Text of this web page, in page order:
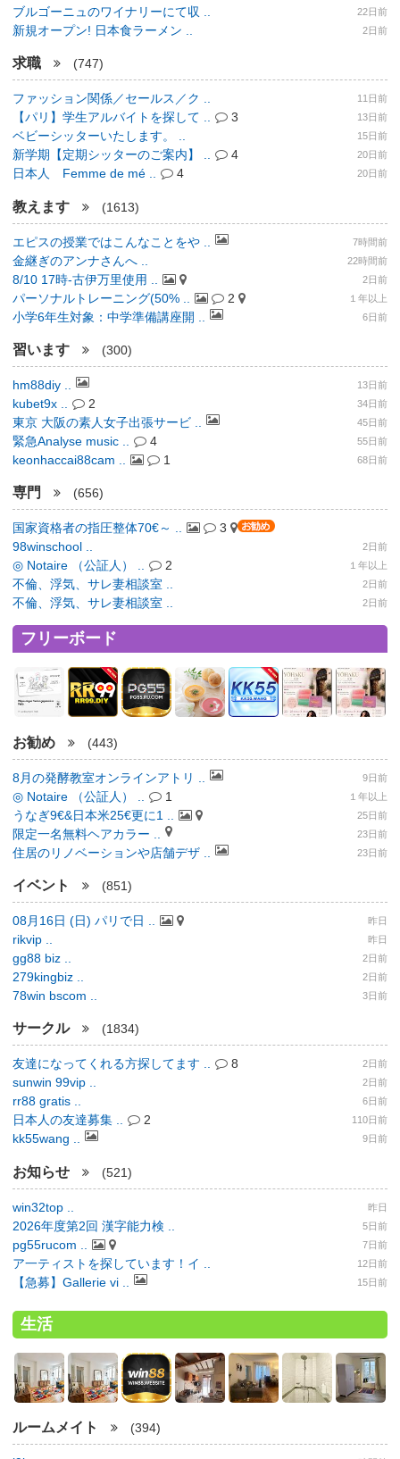
ブルゴーニュのワイナリーにて収 .. 22日前
新規オープン! 日本食ラーメン .. 2日前
求職 (747)
ファッション関係／セールス／ク .. 11日前
【パリ】学生アルバイトを探して .. 3 13日前
ベビーシッターいたします。 .. 15日前
新学期【定期シッターのご案内】 .. 4 20日前
日本人 Femme de mé .. 4 20日前
教えます (1613)
エピスの授業ではこんなことをや .. 7時間前
金継ぎのアンナさんへ .. 22時間前
8/10 17時-古伊万里使用 .. 2日前
パーソナルトレーニング(50% .. 2 １年以上
小学6年生対象：中学準備講座開 .. 6日前
習います (300)
hm88diy .. 13日前
kubet9x .. 2 34日前
東京 大阪の素人女子出張サービ .. 45日前
緊急Analyse music .. 4 55日前
keonhaccai88cam .. 1 68日前
専門 (656)
国家資格者の指圧整体70€～ ..
3
98winschool ..
2日前
◎ Notaire （公証人） .. 2 １年以上
不倫、浮気、サレ妻相談室 .. 2日前
不倫、浮気、サレ妻相談室 .. 2日前
フリーボード
お勧め (443)
8月の発酵教室オンラインアトリ .. 9日前
◎ Notaire （公証人） .. 1 １年以上
うなぎ9€&日本米25€更に1 .. 25日前
限定一名無料ヘアカラー .. 23日前
住居のリノベーションや店舗デザ .. 23日前
イベント (851)
08月16日 (日) パリで日 .. 昨日
rikvip .. 昨日
gg88 biz .. 2日前
279kingbiz .. 2日前
78win bscom .. 3日前
サークル (1834)
友達になってくれる方探してます .. 8 2日前
sunwin 99vip .. 2日前
rr88 gratis .. 6日前
日本人の友達募集 .. 2 110日前
kk55wang .. 9日前
お知らせ (521)
win32top .. 昨日
2026年度第2回 漢字能力検 .. 5日前
pg55rucom .. 7日前
ア一ティストを探しています！イ .. 12日前
【急募】Gallerie vi .. 15日前
生活
ルームメイト (394)